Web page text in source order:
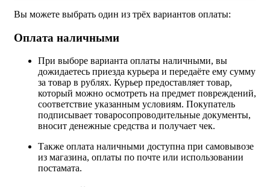
Вы можете выбрать один из трёх вариантов оплаты:
Оплата наличными
При выборе варианта оплаты наличными, вы
дожидаетесь приезда курьера и передаёте ему сумму
за товар в рублях. Курьер предоставляет товар,
который можно осмотреть на предмет повреждений,
соответствие указанным условиям. Покупатель
подписывает товаросопроводительные документы,
вносит денежные средства и получает чек.
Также оплата наличными доступна при самовывозе
из магазина, оплаты по почте или использовании
постамата.